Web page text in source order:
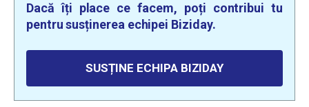
Dacă îți place ce facem, poți contribui tu
pentru susținerea echipei Biziday.
SUSȚINE ECHIPA BIZIDAY